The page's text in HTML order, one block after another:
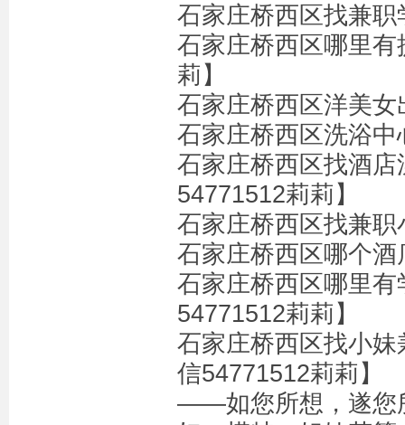
石家庄桥西区找兼
石家庄桥西区哪里
莉】
石家庄桥西区洋美
石家庄桥西区洗浴
石家庄桥西区找酒
54771512莉莉】
石家庄桥西区找兼
石家庄桥西区哪个
石家庄桥西区哪里
54771512莉莉】
石家庄桥西区找小
信54771512莉莉】
——如您所想，遂您